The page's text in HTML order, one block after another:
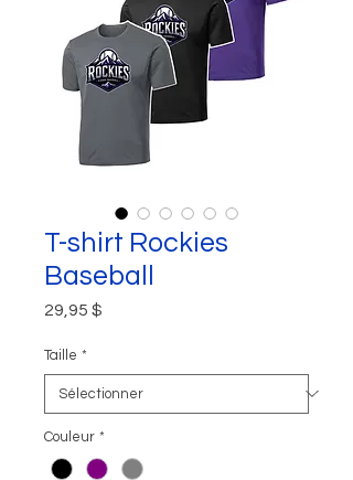
T-shirt Rockies
Baseball
29,95 $
Taille *
Couleur *